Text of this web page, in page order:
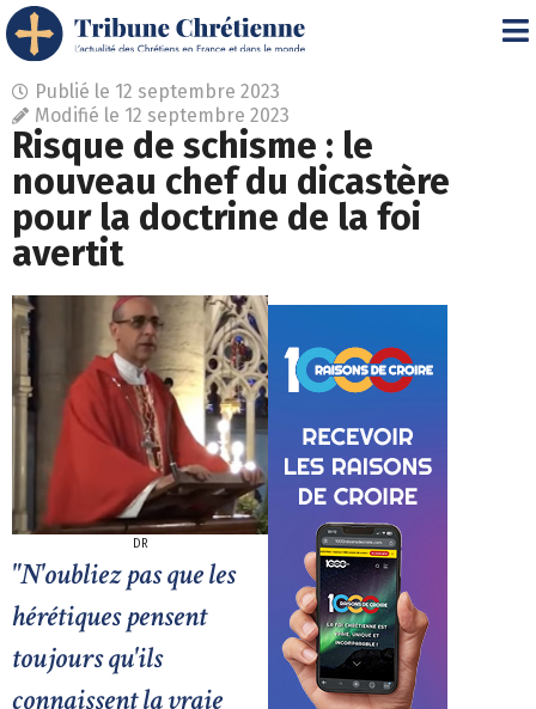
Publié le 12 septembre 2023
Modifié le 12 septembre 2023
Risque de schisme : le
nouveau chef du dicastère
pour la doctrine de la foi
avertit
DR
"N'oubliez pas que les
hérétiques pensent
toujours qu'ils
connaissent la vraie